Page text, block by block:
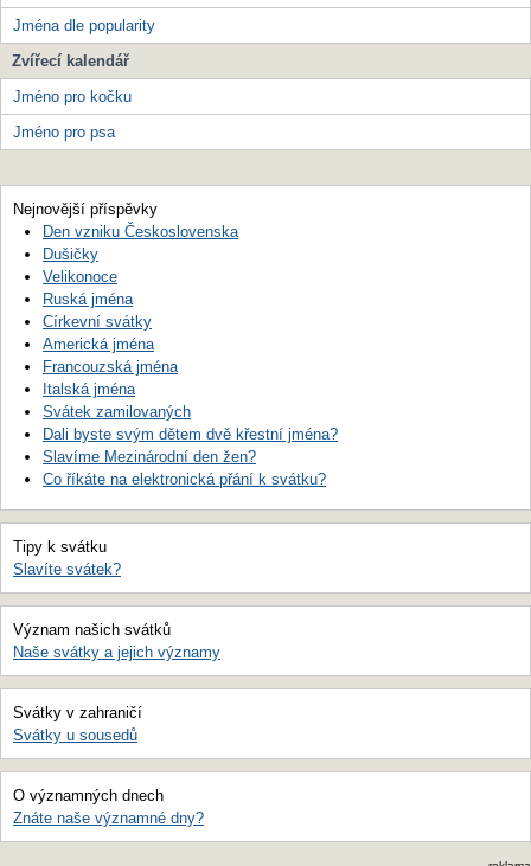
Jména dle popularity
Zvířecí kalendář
Jméno pro kočku
Jméno pro psa
Nejnovější příspěvky
Den vzniku Československa
Dušičky
Velikonoce
Ruská jména
Církevní svátky
Americká jména
Francouzská jména
Italská jména
Svátek zamilovaných
Dali byste svým dětem dvě křestní jména?
Slavíme Mezinárodní den žen?
Co říkáte na elektronická přání k svátku?
Tipy k svátku
Slavíte svátek?
Význam našich svátků
Naše svátky a jejich významy
Svátky v zahraničí
Svátky u sousedů
O významných dnech
Znáte naše významné dny?